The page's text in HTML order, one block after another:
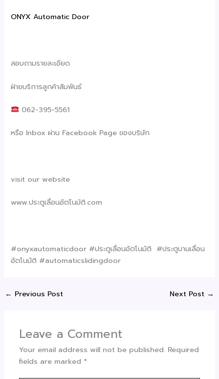
ONYX Automatic Door
สอบถามรายละเอียด
ฝ่ายบริการลูกค้าสัมพันธ์
062-395-5561
หรือ Inbox ผ่าน Facebook Page ของบริษัท
visit our website
www.ประตูเลื่อนอัตโนมัติ.com
#onyxautomaticdoor #ประตูเลื่อนอัตโนมัติ #ประตูบานเลื่อน
อัตโนมัติ #automaticslidingdoor
← Previous Post Next Post →
Leave a Comment
Your email address will not be published. Required
fields are marked *